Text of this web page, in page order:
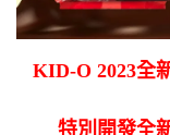
KID-O 2023全
特別開發全